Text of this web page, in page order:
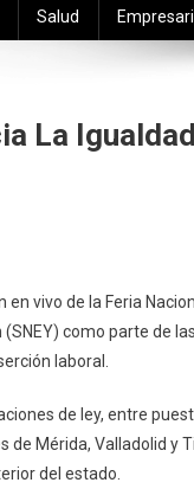
Salud
La
vivo de la Feria
como parte de las
laboral.
de ley, entre
Mérida, Valladolid y
del estado.